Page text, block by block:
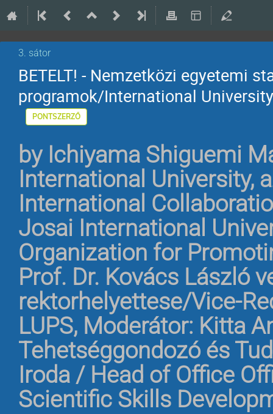
3. sátor
BETELT! - Nemzetközi egyetemi
programok/International
PONTSZERZŐ
by Ichiyama Shiguemi
International University,
International
Josai International
Organization for
Prof. Dr. Kovács László
rektorhelyettese/Vice-
LUPS, Moderátor: Kitta
Tehetséggondozó és
Iroda / Head of Office
Scientific Skills